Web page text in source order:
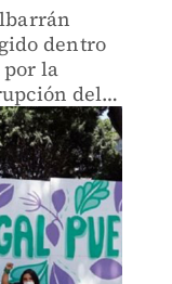
dentro
la
del